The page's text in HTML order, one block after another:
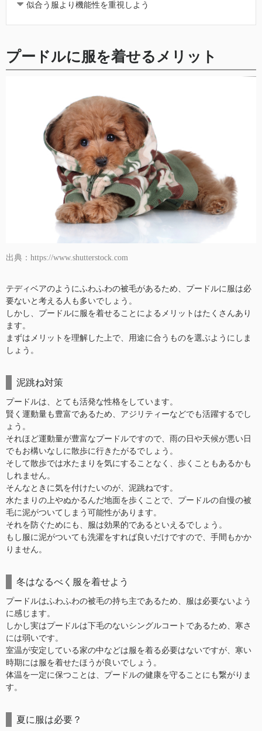
似合う服より機能性を重視しよう
プードルに服を着せるメリット
出典：https://www.shutterstock.com
テディベアのようにふわふわの被毛があるため、プードルに服は必
要ないと考える人も多いでしょう。
しかし、プードルに服を着せることによるメリットはたくさんあり
ます。
まずはメリットを理解した上で、用途に合うものを選ぶようにしま
しょう。
泥跳ね対策
プードルは、とても活発な性格をしています。
賢く運動量も豊富であるため、アジリティーなどでも活躍するでし
ょう。
それほど運動量が豊富なプードルですので、雨の日や天候が悪い日
でもお構いなしに散歩に行きたがるでしょう。
そして散歩では水たまりを気にすることなく、歩くこともあるかも
しれません。
そんなときに気を付けたいのが、泥跳ねです。
水たまりの上やぬかるんだ地面を歩くことで、プードルの自慢の被
毛に泥がついてしまう可能性があります。
それを防ぐためにも、服は効果的であるといえるでしょう。
もし服に泥がついても洗濯をすれば良いだけですので、手間もかか
りません。
冬はなるべく服を着せよう
プードルはふわふわの被毛の持ち主であるため、服は必要ないよう
に感じます。
しかし実はプードルは下毛のないシングルコートであるため、寒さ
には弱いです。
室温が安定している家の中などは服を着る必要はないですが、寒い
時期には服を着せたほうが良いでしょう。
体温を一定に保つことは、プードルの健康を守ることにも繋がりま
す。
夏に服は必要？